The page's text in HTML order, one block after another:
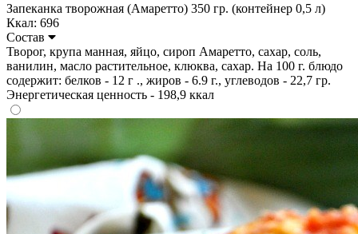
Запеканка творожная (Амаретто) 350 гр. (контейнер 0,5 л)
Ккал: 696
Состав
Творог, крупа манная, яйцо, сироп Амаретто, сахар, соль,
ванилин, масло растительное, клюква, сахар. На 100 г. блюдо
содержит: белков - 12 г ., жиров - 6.9 г., углеводов - 22,7 гр.
Энергетическая ценность - 198,9 ккал